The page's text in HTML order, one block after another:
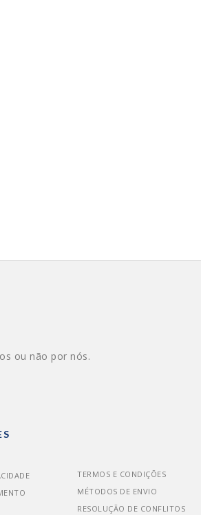
ou não por nós.
TERMOS E CONDIÇÕES
MÉTODOS DE ENVIO
RESOLUÇÃO DE CONFLITOS